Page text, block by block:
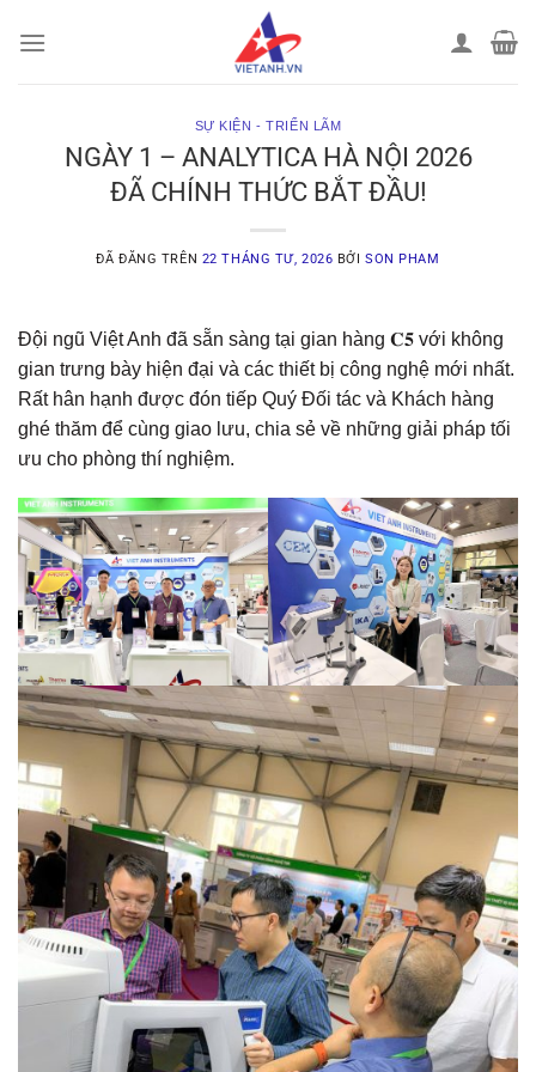
đến
SỰ KIỆN - TRIỂN LÃM
NGÀY 1 – ANALYTICA HÀ NỘI 2026
ĐÃ CHÍNH THỨC BẮT ĐẦU!
ĐÃ ĐĂNG TRÊN 22 THÁNG TƯ, 2026 BỞISON PHAM
Đội ngũ Việt Anh đã sẵn sàng tại gian hàng 𝐂𝟓 với không
gian trưng bày hiện đại và các thiết bị công nghệ mới nhất.
Rất hân hạnh được đón tiếp Quý Đối tác và Khách hàng
ghé thăm để cùng giao lưu, chia sẻ về những giải pháp tối
ưu cho phòng thí nghiệm.